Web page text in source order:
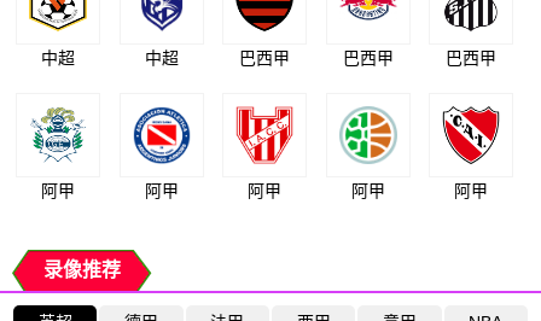
中超 中超 巴西甲 巴西甲 巴西甲
阿甲 阿甲 阿甲 阿甲 阿甲
录像推荐